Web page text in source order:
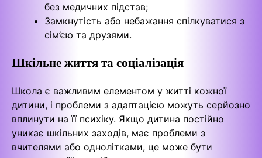
без медичних підстав;
Замкнутість або небажання спілкуватися з
сім’єю та друзями.
Шкільне життя та соціалізація
Школа є важливим елементом у житті кожної
дитини, і проблеми з адаптацією можуть серйозно
вплинути на її психіку. Якщо дитина постійно
уникає шкільних заходів, має проблеми з
вчителями або однолітками, це може бути